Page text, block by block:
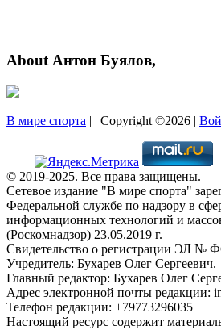
About Антон Буялов,
В мире спорта | | Copyright ©2026 |
© 2019-2025. Все права защищены.
Сетевое издание "В мире спорта"
Федеральной службе по надзору в
информационных технологий и
(Роскомнадзор) 23.05.2019 г.
Свидетельство о регистрации ЭЛ №
Учредитель: Бухарев Олег Сергеевич.
Главный редактор: Бухарев Олег
Адрес электронной почты редакции:
Телефон редакции: +79773296035
Настоящий ресурс содержит